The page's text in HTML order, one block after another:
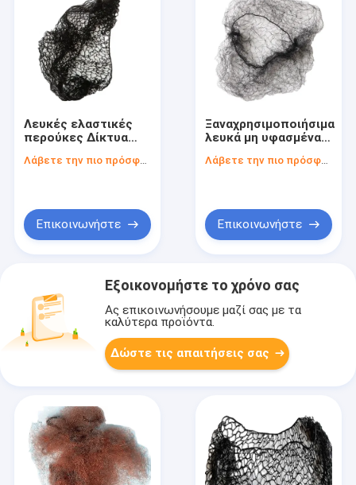
Λευκές ελαστικές
περούκες Δίκτυα
πολλές βιομηχανίες
εργαστηρίων
ομορφιάς
Λάβετε την πιο πρόσφατη τιμή
Επικοινωνήστε
Ξαναχρησιμοποιήσιμα
λευκά μη υφασμένα
ελαστική ταινία γιαΛάβετε την πιο πρόσφατη τιμή
Επικοινωνήστε
Εξοικονομήστε το χρόνο σας
Ας επικοινωνήσουμε μαζί σας με τα
καλύτερα προϊόντα.
Δώστε τις απαιτήσεις σας